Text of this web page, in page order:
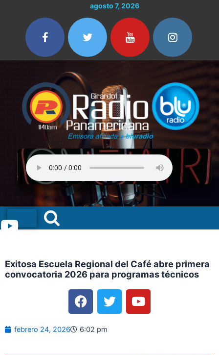
contenido
agosto 7, 2026
Menu
Exitosa Escuela Regional del Café abre primera
convocatoria 2026 para programas técnicos
F
a
c
e
T
w
i
Y
o
u
febrero 24, 2026 6:02 pm